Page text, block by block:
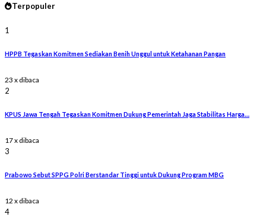
Terpopuler
1
HPPB Tegaskan Komitmen Sediakan Benih Unggul untuk Ketahanan Pangan
23 x dibaca
2
KPUS Jawa Tengah Tegaskan Komitmen Dukung Pemerintah Jaga Stabilitas Harga…
17 x dibaca
3
Prabowo Sebut SPPG Polri Berstandar Tinggi untuk Dukung Program MBG
12 x dibaca
4